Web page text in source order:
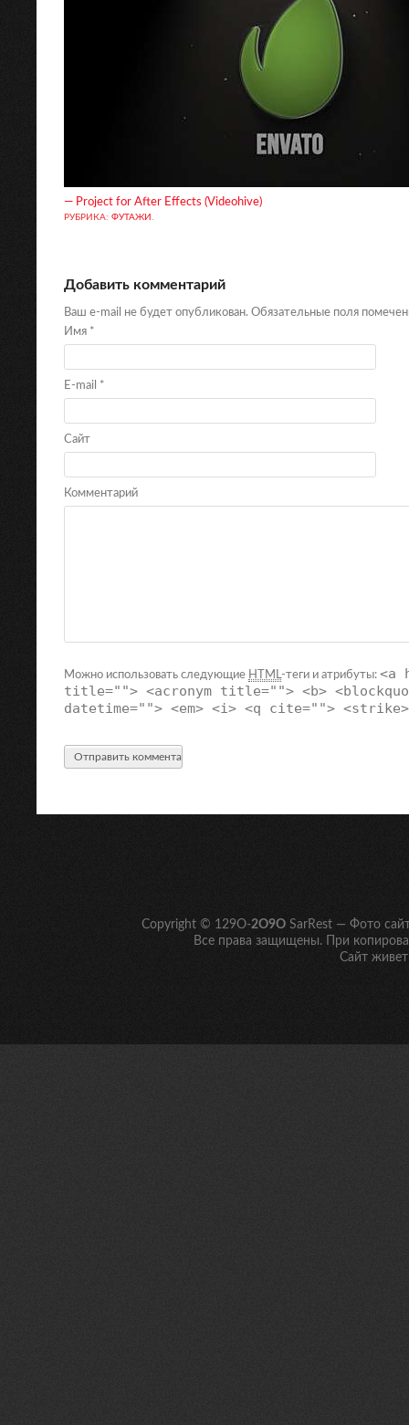
— Project for After Effects (Videohive)
РУБРИКА: ФУТАЖИ .
Добавить комментарий
Ваш e-mail не будет опубликован. Обязательные поля
Имя *
E-mail *
Сайт
Комментарий
Можно использовать следующие HTML-теги и атрибуты: <a
title=""> <acronym title=""> <b>
datetime=""> <em> <i> <q cite="">
Copyright © 129O-2O9O SarRest — Фото
Все права защищены. При
Сайт живет